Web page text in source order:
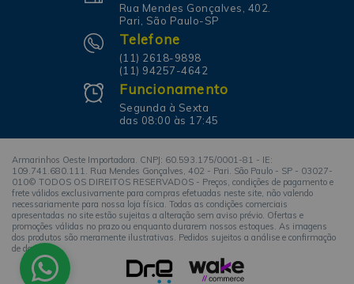
Rua Mendes Gonçalves, 402.
Pari, São Paulo-SP
Telefone
(11) 2618-9898
(11) 94257-4642
Funcionamento
Segunda à Sexta
das 08:00 às 17:45
Armarinhos Oeste Importadora. CNPJ: 60.593.175/0001-81 - IE:
109.741.680.111. Rua Mendes Gonçalves, 402 - Pari. São Paulo - SP - 03027-
010© TODOS OS DIREITOS RESERVADOS - Preços, condições de pagamento e
frete válidos exclusivamente para compras efetuadas neste site, não valendo
necessariamente para nossa loja física. Todas as condições comerciais
apresentadas no site estão sujeitas a alteração sem aviso prévio. Ofertas e
promoções válidas no prazo ou enquanto durarem nossos estoques. As imagens
dos produtos são meramente ilustrativas. Pedidos sujeitos a análise e confirmação
de dados.